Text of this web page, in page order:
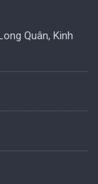
Quân, Kinh